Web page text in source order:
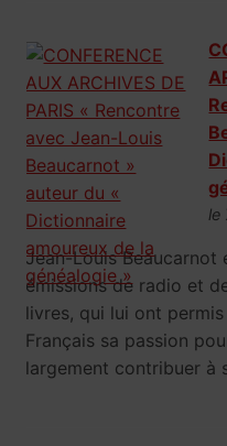
le
Jean-Louis Beaucarnot
émissions de radio et
livres, qui lui ont
Français sa passion
largement contribuer à